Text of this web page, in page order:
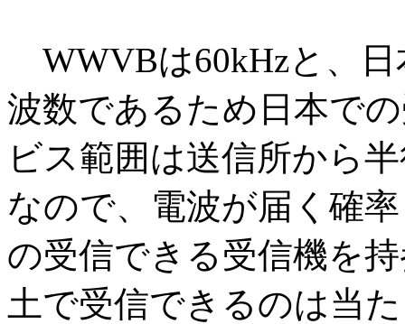
WWVBは60kHzと、日
波数であるため日本で
ビス範囲は送信所から
なので、電波が届く確
の受信できる受信機を
土で受信できるのは当